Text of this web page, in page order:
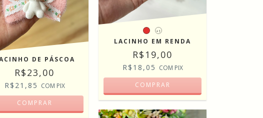
DE PÁSCOA
R$23,00
R$21,85 COM PIX
COMPRAR
+1
LACINHO EM RENDA
R$19,00
R$18,05 COM PIX
COMPRAR